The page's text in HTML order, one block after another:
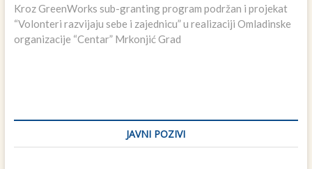
post:
Kroz GreenWorks sub-granting program podržan i projekat
“Volonteri razvijaju sebe i zajednicu” u realizaciji Omladinske
organizacije “Centar” Mrkonjić Grad
JAVNI POZIVI